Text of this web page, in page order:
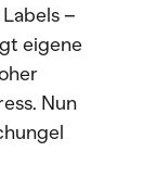
–
eigene
Nun